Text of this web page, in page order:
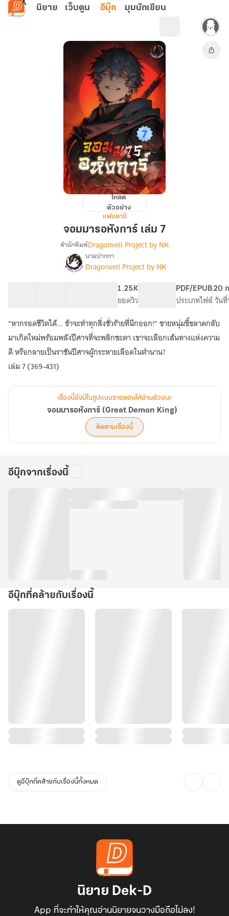
ข้ามไปยังเนื้อหาหลัก
นิยาย เว็บตูน อีบุ๊ก มุมนักเขียน
รอ
การ์
เล่ม
โหลด
ตัวอย่าง
แฟนตาซี
จอมมารอหังการ์ เล่ม 7
จอม
มา
รอ
หัง
การ์
(Great
Demon
King)
สำนักพิมพ์Dragonveil Project by NK
นามปากกา
Dragonveil Project by NK
1.25K
ยอดวิว
PDF/EPUB
ประเภทไฟล์
20
วันที่
"หากรอดชีวิตได้... ข้าจะทำทุกสิ่งชั่วร้ายที่นึกออก!" ชายหนุ่มขี้ขลาดกลับ
มาเกิดใหม่พร้อมพลังปีศาจที่จะพลิกชะตา เขาจะเลือกเส้นทางแห่งความ
ดี หรือกลายเป็นราชันปีศาจผู้กระหายเลือดในตำนาน?
เล่ม 7 (369-431)
เรื่องนี้ยังมีในรูปแบบรายตอนให้อ่านด้วยนะ
จอมมารอหังการ์ (Great Demon King)
ติดตามเรื่องนี้
อีบุ๊กจากเรื่องนี้
อีบุ๊กที่คล้ายกับเรื่องนี้
ดูอีบุ๊กที่คล้ายกับเรื่องนี้ทั้งหมด
นิยาย Dek-D
App ที่จะทำให้คุณอ่านนิยายจนวางมือถือไม่ลง!